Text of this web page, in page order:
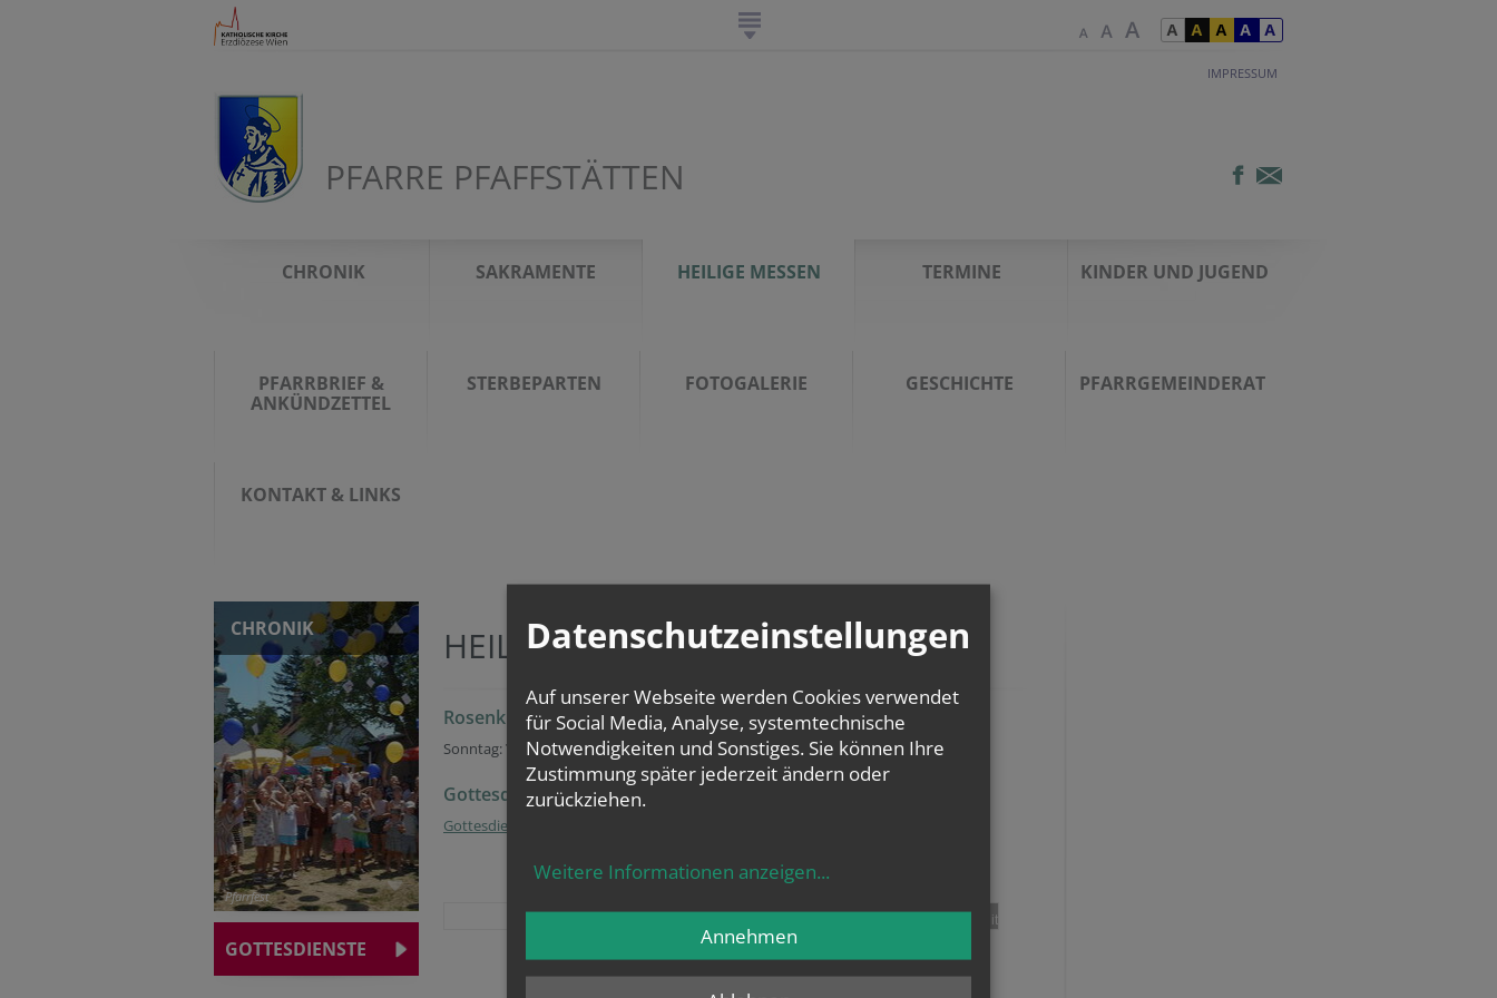
IMPRESSUM
PFARRE PFAFFSTÄTTEN
CHRONIK SAKRAMENTE HEILIGE MESSEN TERMINE KINDER UND JUGEND
PFARRBRIEF &
ANKÜNDZETTEL
STERBEPARTEN FOTOGALERIE GESCHICHTE PFARRGEMEINDERAT
KONTAKT & LINKS
CHRONIK
Pfarrfest
GOTTESDIENSTE
HEILIGE MESSEN
Rosenkranz
Sonntag:7:30 Uhr
Gottesdienstkalender
Gottesdienste
pin it
Datenschutzeinstellungen
Auf unserer Webseite werden Cookies verwendet
für Social Media, Analyse, systemtechnische
Notwendigkeiten und Sonstiges. Sie können Ihre
Zustimmung später jederzeit ändern oder
zurückziehen.
Weitere Informationen anzeigen...
Annehmen